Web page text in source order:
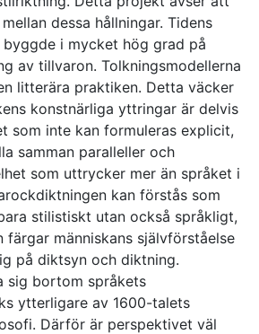
dessa hållningar. Tidens
i mycket hög grad på
av tillvaron. Tolkningsmodellerna
litterära praktiken. Detta väcker
konstnärliga yttringar är delvis
som inte kan formuleras explicit,
samman paralleller och
som uttrycker mer än språket i
kan förstås som
stilistiskt utan också språkligt,
färgar människans självförståelse
på diktsyn och diktning.
sig bortom språkets
ytterligare av 1600-talets
Därför är perspektivet väl